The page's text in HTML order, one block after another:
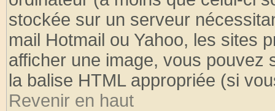
stockée sur un serveur
mail Hotmail ou Yahoo, les sites
afficher une image, vous pouvez
la balise HTML appropriée (si
Revenir en haut